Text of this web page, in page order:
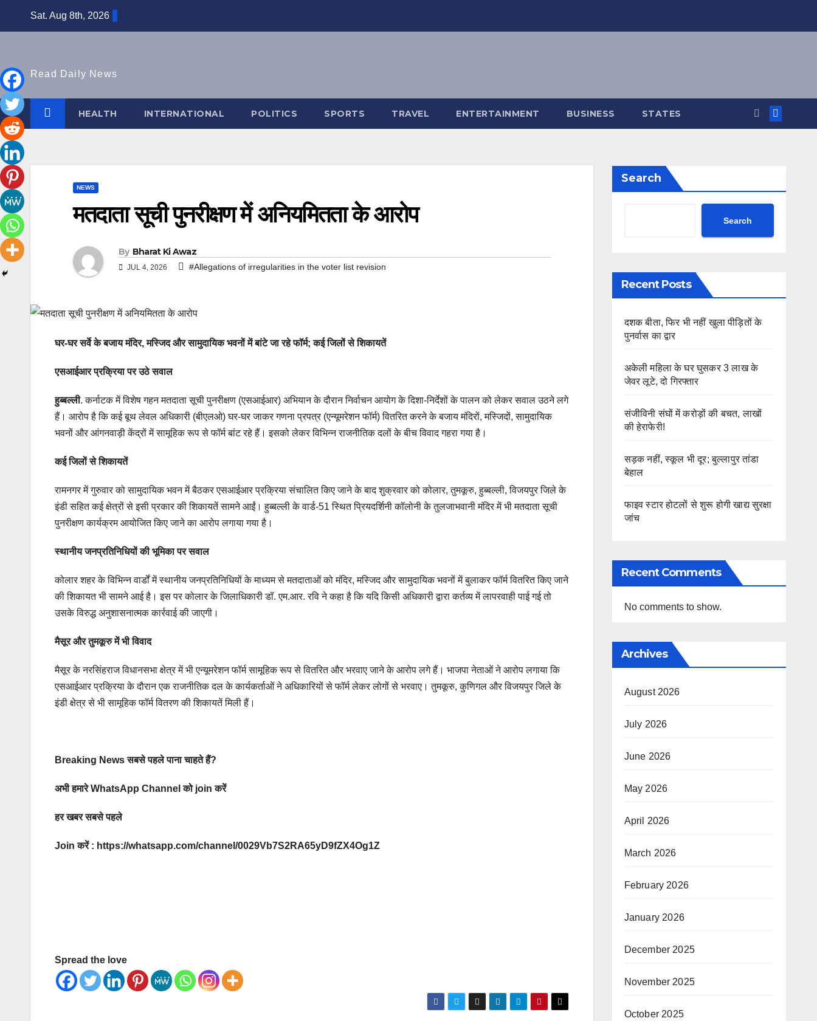
Sat. Aug 8th, 2026
Read Daily News
HEALTH INTERNATIONAL POLITICS SPORTS TRAVEL ENTERTAINMENT BUSINESS STATES
NEWS
मतदाता सूची पुनरीक्षण में अनियमितता के आरोप
By Bharat Ki Awaz
JUL 4, 2026 #Allegations of irregularities in the voter list revision
घर-घर सर्वे के बजाय मंदिर, मस्जिद और सामुदायिक भवनों में बांटे जा रहे फॉर्म; कई जिलों से शिकायतें
एसआईआर प्रक्रिया पर उठे सवाल
हुब्बल्ली. कर्नाटक में विशेष गहन मतदाता सूची पुनरीक्षण (एसआईआर) अभियान के दौरान निर्वाचन आयोग के दिशा-निर्देशों के पालन को लेकर सवाल उठने लगे
हैं। आरोप है कि कई बूथ लेवल अधिकारी (बीएलओ) घर-घर जाकर गणना प्रपत्र (एन्यूमरेशन फॉर्म) वितरित करने के बजाय मंदिरों, मस्जिदों, सामुदायिक
भवनों और आंगनवाड़ी केंद्रों में सामूहिक रूप से फॉर्म बांट रहे हैं। इसको लेकर विभिन्न राजनीतिक दलों के बीच विवाद गहरा गया है।
कई जिलों से शिकायतें
रामनगर में गुरुवार को सामुदायिक भवन में बैठकर एसआईआर प्रक्रिया संचालित किए जाने के बाद शुक्रवार को कोलार, तुमकूरु, हुब्बल्ली, विजयपुर जिले के
इंडी सहित कई क्षेत्रों से इसी प्रकार की शिकायतें सामने आईं। हुब्बल्ली के वार्ड-51 स्थित प्रियदर्शिनी कॉलोनी के तुलजाभवानी मंदिर में भी मतदाता सूची
पुनरीक्षण कार्यक्रम आयोजित किए जाने का आरोप लगाया गया है।
स्थानीय जनप्रतिनिधियों की भूमिका पर सवाल
कोलार शहर के विभिन्न वार्डों में स्थानीय जनप्रतिनिधियों के माध्यम से मतदाताओं को मंदिर, मस्जिद और सामुदायिक भवनों में बुलाकर फॉर्म वितरित किए जाने
की शिकायत भी सामने आई है। इस पर कोलार के जिलाधिकारी डॉ. एम.आर. रवि ने कहा है कि यदि किसी अधिकारी द्वारा कर्तव्य में लापरवाही पाई गई तो
उसके विरुद्ध अनुशासनात्मक कार्रवाई की जाएगी।
मैसूर और तुमकूरु में भी विवाद
मैसूर के नरसिंहराज विधानसभा क्षेत्र में भी एन्यूमरेशन फॉर्म सामूहिक रूप से वितरित और भरवाए जाने के आरोप लगे हैं। भाजपा नेताओं ने आरोप लगाया कि
एसआईआर प्रक्रिया के दौरान एक राजनीतिक दल के कार्यकर्ताओं ने अधिकारियों से फॉर्म लेकर लोगों से भरवाए। तुमकूरु, कुणिगल और विजयपुर जिले के
इंडी क्षेत्र से भी सामूहिक फॉर्म वितरण की शिकायतें मिली हैं।
Breaking News सबसे पहले पाना चाहते हैं?
अभी हमारे WhatsApp Channel को join करें
हर खबर सबसे पहले
Join करें : https://whatsapp.com/channel/0029Vb7S2RA65yD9fZX4Og1Z
Spread the love
Search
Search
Recent Posts
दशक बीता, फिर भी नहीं खुला पीड़ितों के
पुनर्वास का द्वार
अकेली महिला के घर घुसकर 3 लाख के
जेवर लूटे, दो गिरफ्तार
संजीविनी संघों में करोड़ों की बचत, लाखों
की हेराफेरी!
सड़क नहीं, स्कूल भी दूर; बुल्लापुर तांडा
बेहाल
फाइव स्टार होटलों से शुरू होगी खाद्य सुरक्षा
जांच
Recent Comments
No comments to show.
Archives
August 2026
July 2026
June 2026
May 2026
April 2026
March 2026
February 2026
January 2026
December 2025
November 2025
October 2025